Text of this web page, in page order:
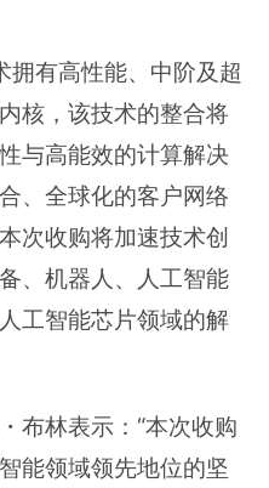
拥有高性能、中阶及超
核，该技术的整合将
与高能效的计算解决
、全球化的客户网络
次收购将加速技术创
、机器人、人工智能
工智能芯片领域的解
布林表示：“本次收购
能领域领先地位的坚